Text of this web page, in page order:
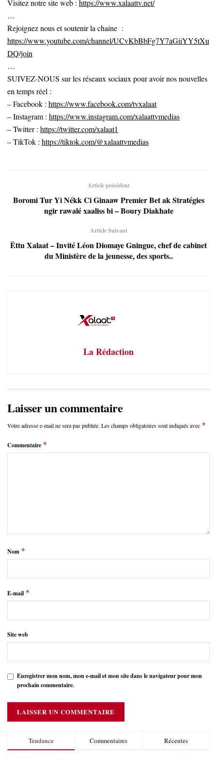
Visitez notre site web : https://www.xalaattv.net/
…
Rejoignez nous et soutenir la chaine :
https://www.youtube.com/channel/UCvKbBbFg7Y7aGiiYY5tXu
DQ/join
…
SUIVEZ-NOUS sur les réseaux sociaux pour avoir nos nouvelles
en temps réel :
– Facebook : https://www.facebook.com/tvxalaat
– Instagram : https://www.instagram.com/xalaattvmedias
– Twitter : https://twitter.com/xalaat1
– TikTok : https://tiktok.com/@xalaattvmedias
Article précédent
Boromi Tur Yi Nékk Ci Ginaaw Premier Bet ak Stratégies
ngir rawalé xaaliss bi – Boury Diakhate
Article Suivant
Ëttu Xalaat – Invité Léon Diomaye Gningue, chef de cabinet
du Ministère de la jeunesse, des sports..
La Rédaction
Laisser un commentaire
Votre adresse e-mail ne sera pas publiée. Les champs obligatoires sont indiqués avec *
Commentaire *
Nom *
E-mail *
Site web
Enregistrer mon nom, mon e-mail et mon site dans le navigateur pour mon
prochain commentaire.
Tendance Commentaires Récentes